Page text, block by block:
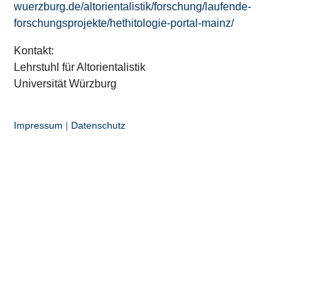
wuerzburg.de/altorientalistik/forschung/laufende-
forschungsprojekte/hethitologie-portal-mainz/
Kontakt:
Lehrstuhl für Altorientalistik
Universität Würzburg
Impressum | Datenschutz